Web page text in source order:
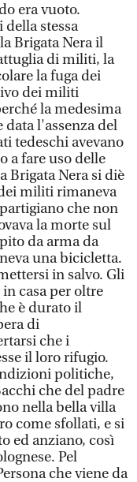
era vuoto.
stessa
Brigata Nera il
di militi, la
la fuga dei
dei militi
la medesima
l'assenza del
tedeschi avevano
a fare uso delle
Brigata Nera si diè
militi rimaneva
che non
la morte sul
da arma da
una bicicletta.
in salvo. Gli
casa per oltre
è durato il
di
che i
il loro rifugio.
politiche,
che del padre
nella bella villa
come sfollati, e si
ed anziano, così
Pel
che viene da